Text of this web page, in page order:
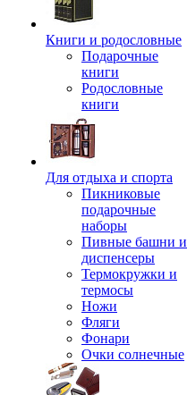
Книги и родословные
Подарочные
книги
Родословные
книги
Для отдыха и спорта
Пикниковые
подарочные
наборы
Пивные башни и
диспенсеры
Термокружки и
термосы
Ножи
Фляги
Фонари
Очки солнечные